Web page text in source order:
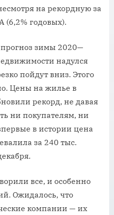
на рекордную за
годовых).
зимы 2020—
надулся
пойдут вниз. Этого
Цены на жилье в
рекорд, не давая
ни покупателям, ни
в истории цена
за 240 тыс.
все, и особенно
Ожидалось, что
компании — их